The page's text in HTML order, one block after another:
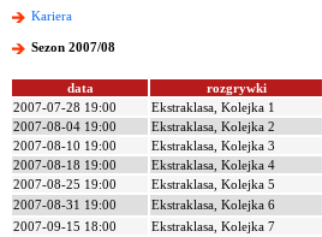
Kariera
Sezon 2007/08
data rozgrywki
2007-07-28 19:00
Ekstraklasa, Kolejka 1
2007-08-04 19:00
Ekstraklasa, Kolejka 2
2007-08-10 19:00
Ekstraklasa, Kolejka 3
2007-08-18 19:00
Ekstraklasa, Kolejka 4
2007-08-25 19:00
Ekstraklasa, Kolejka 5
2007-08-31 19:00
Ekstraklasa, Kolejka 6
2007-09-15 18:00
Ekstraklasa, Kolejka 7